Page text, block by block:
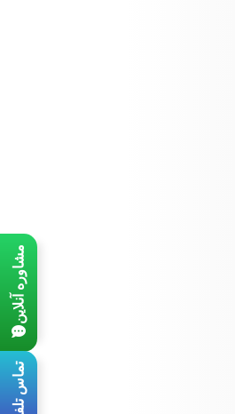
مشاوره آنلاین
تماس تلفنی